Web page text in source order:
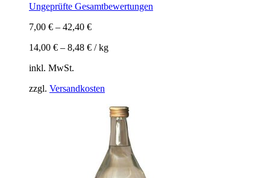
Ungeprüfte Gesamtbewertungen
7,00 € – 42,40 €
14,00 € – 8,48 € /kg
inkl. MwSt.
zzgl. Versandkosten